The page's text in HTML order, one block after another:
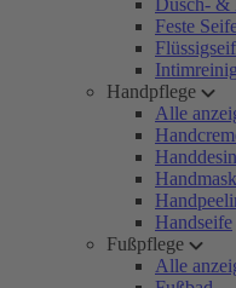
Dusch- &
Feste
Handpflege
Alle
Handseife
Fußpflege
Alle